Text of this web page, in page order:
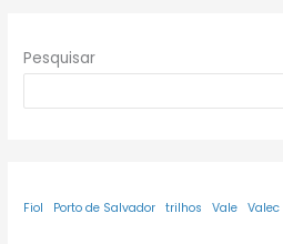
Pesquisar
Fiol Porto de Salvador trilhos Vale Valec